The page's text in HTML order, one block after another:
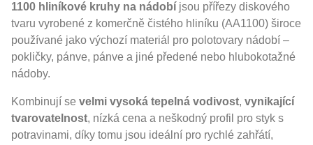
1100 hliníkové kruhy na nádobí jsou přířezy diskového
tvaru vyrobené z komerčně čistého hliníku (AA1100) široce
používané jako výchozí materiál pro polotovary nádobí –
pokličky, pánve, pánve a jiné předené nebo hlubokotažné
nádoby.
Kombinují se velmi vysoká tepelná vodivost, vynikající
tvarovatelnost, nízká cena a neškodný profil pro styk s
potravinami, díky tomu jsou ideální pro rychlé zahřátí,